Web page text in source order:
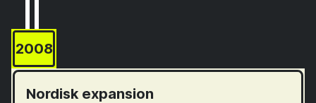
2008
Nordisk expansion